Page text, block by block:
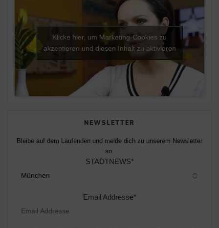
Klicke hier, um Marketing-Cookies zu
akzeptieren und diesen Inhalt zu aktivieren
NEWSLETTER
Bleibe auf dem Laufenden und melde dich zu unserem Newsletter
an.
STADTNEWS*
Email Addresse*